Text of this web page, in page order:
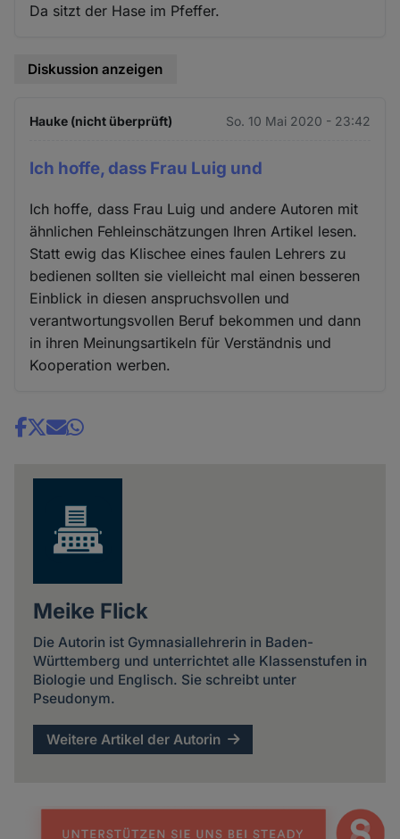
Da sitzt der Hase im Pfeffer.
Diskussion anzeigen
Hauke (nicht überprüft) So. 10 Mai 2020 - 23:42
Ich hoffe, dass Frau Luig und
Ich hoffe, dass Frau Luig und andere Autoren mit
ähnlichen Fehleinschätzungen Ihren Artikel lesen.
Statt ewig das Klischee eines faulen Lehrers zu
bedienen sollten sie vielleicht mal einen besseren
Einblick in diesen anspruchsvollen und
verantwortungsvollen Beruf bekommen und dann
in ihren Meinungsartikeln für Verständnis und
Kooperation werben.
Share
Meike Flick
Die Autorin ist Gymnasiallehrerin in Baden-
Württemberg und unterrichtet alle Klassenstufen in
Biologie und Englisch. Sie schreibt unter
Pseudonym.
Weitere Artikel der Autorin